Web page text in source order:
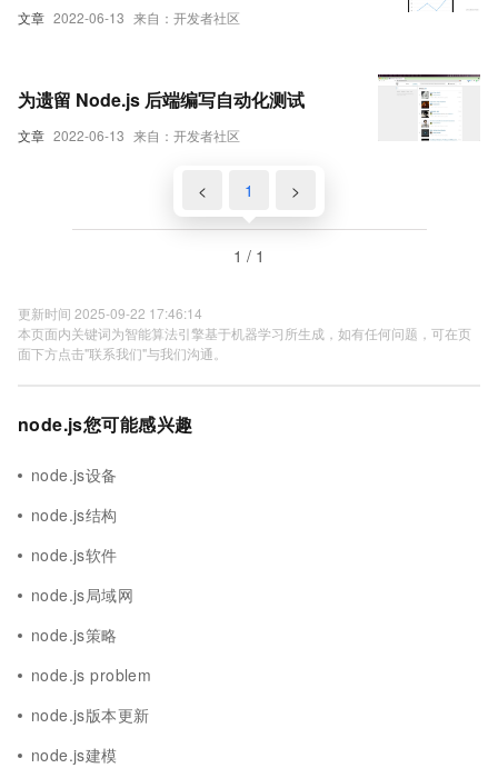
文章 2022-06-13 来自：开发者社区
文章 2022-06-13 来自：开发者社区
为遗留 Node.js 后端编写自动化测试
< 1 >
1 / 1
更新时间 2025-09-22 17:46:14
本页面内关键词为智能算法引擎基于机器学习所生成，如有任何问题，可在页
面下方点击"联系我们"与我们沟通。
node.js您可能感兴趣
node.js设备
node.js结构
node.js软件
node.js局域网
node.js策略
node.js problem
node.js版本更新
node.js建模